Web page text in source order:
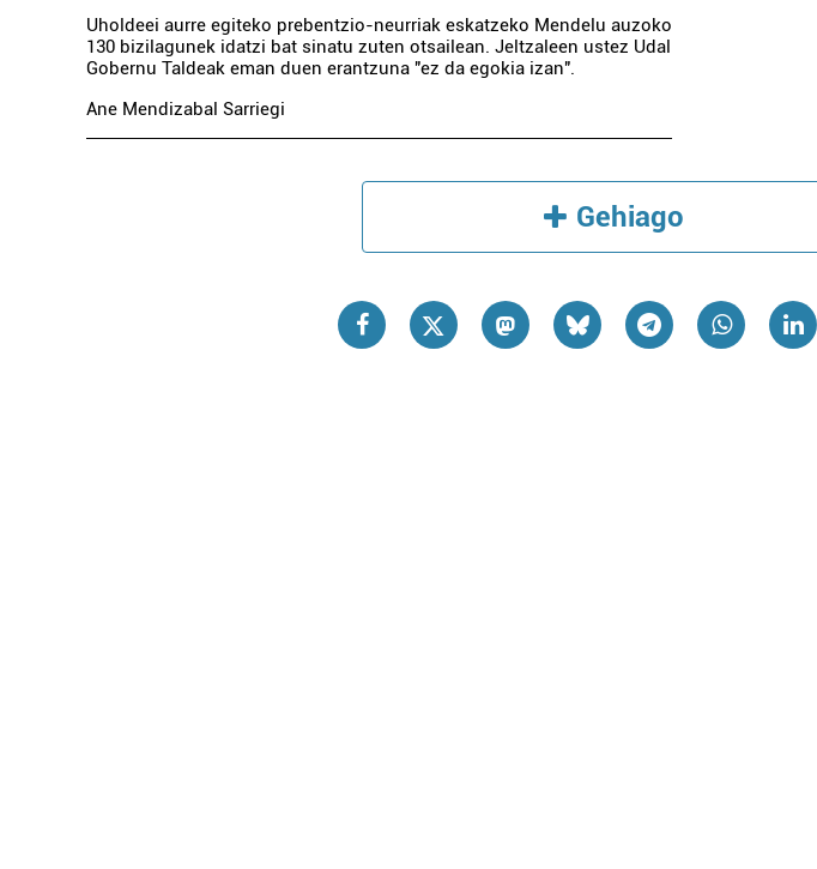
Uholdeei aurre egiteko prebentzio-neurriak eskatzeko Mendelu auzoko
130 bizilagunek idatzi bat sinatu zuten otsailean. Jeltzaleen ustez Udal
Gobernu Taldeak eman duen erantzuna "ez da egokia izan".
Ane Mendizabal Sarriegi
Gehiago